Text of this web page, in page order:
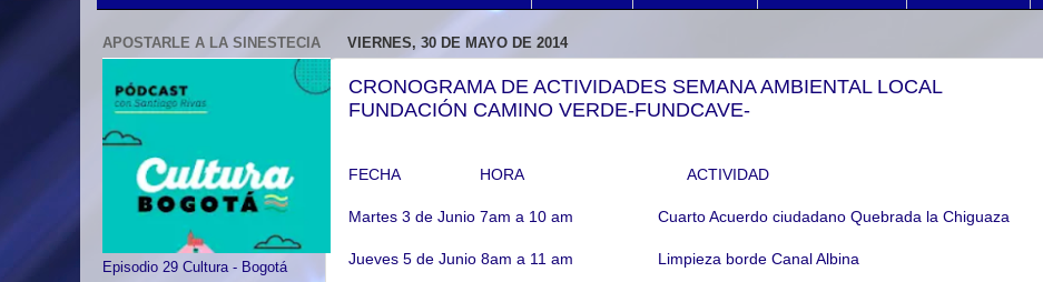
VIERNES, 30 DE MAYO DE 2014
CRONOGRAMA DE ACTIVIDADES SEMANA AMBIENTAL LOCAL
FUNDACIÓN CAMINO VERDE-FUNDCAVE-
FECHA HORA ACTIVIDAD
Martes 3 de Junio 7am a 10 am Cuarto Acuerdo ciudadano Quebrada la Chiguaza
Jueves 5 de Junio 8am a 11 am Limpieza borde Canal Albina
APOSTARLE A LA SINESTECIA
Episodio 29 Cultura - Bogotá